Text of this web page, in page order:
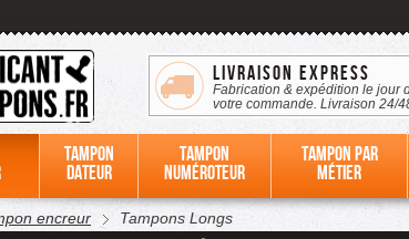
Livraison Express
Fabrication & expédition le jour
votre commande. Livraison 24/
Tampon
dateur
Tampon
numéroteur
Tampon par
métier
encreur Tampons Longs